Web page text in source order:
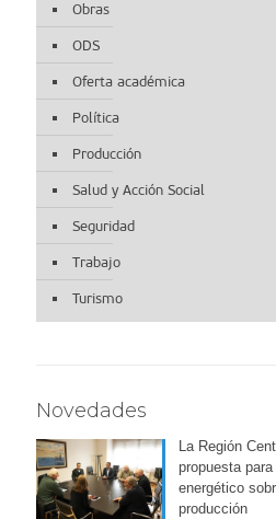
Obras
ODS
Oferta académica
Política
Producción
Salud y Acción Social
Seguridad
Trabajo
Turismo
Novedades
La Región
propuesta
energético
producción